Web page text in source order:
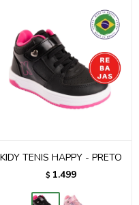
KIDY TENIS HAPPY - PRETO
$ 1.499